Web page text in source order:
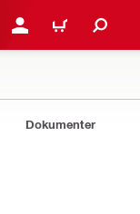
LOG IND ELLER
INDKØBSKURV
Dokumenter